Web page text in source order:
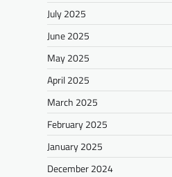
July 2025
June 2025
May 2025
April 2025
March 2025
February 2025
January 2025
December 2024